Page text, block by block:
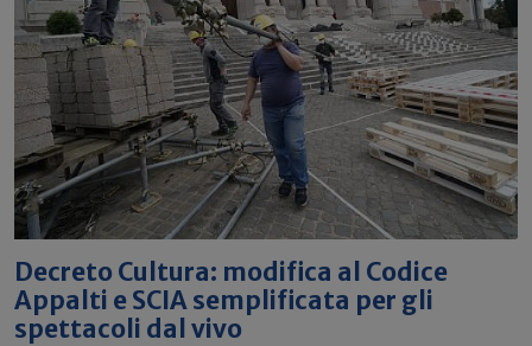
Decreto Cultura: modifica al Codice
Appalti e SCIA semplificata per gli
spettacoli dal vivo